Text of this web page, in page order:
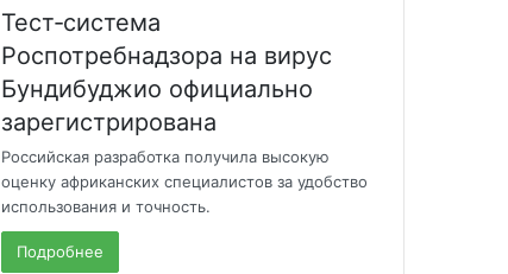
Тест‑система
Роспотребнадзора на вирус
Бундибуджио официально
зарегистрирована
Российская разработка получила высокую
оценку африканских специалистов за удобство
использования и точность.
Подробнее